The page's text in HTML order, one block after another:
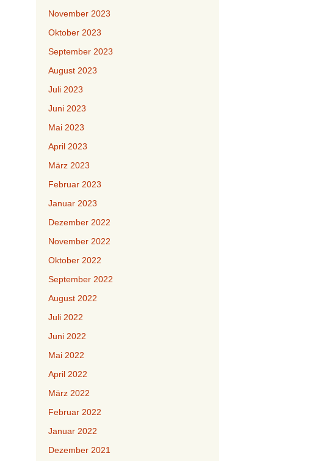
November 2023
Oktober 2023
September 2023
August 2023
Juli 2023
Juni 2023
Mai 2023
April 2023
März 2023
Februar 2023
Januar 2023
Dezember 2022
November 2022
Oktober 2022
September 2022
August 2022
Juli 2022
Juni 2022
Mai 2022
April 2022
März 2022
Februar 2022
Januar 2022
Dezember 2021